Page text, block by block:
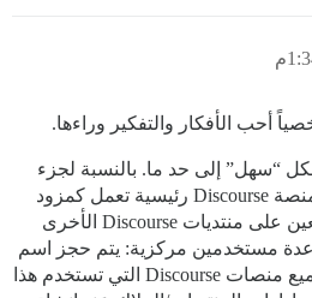
أحب الأفكار والتفكير وراءها.
“سهل” إلى حد ما. بالنسبة لجزء
الحسابات، يمكنك استخدام منصة Discourse رئيسية تعمل كمزود
مصادقة موحدة (SSO). سيتعين على منتديات Discourse الأخرى
قاعدة مستخدمين مركزية: يتم حجز اسم
المستخدم الخاص بك عبر جميع منصات Discourse التي تستخدم هذا